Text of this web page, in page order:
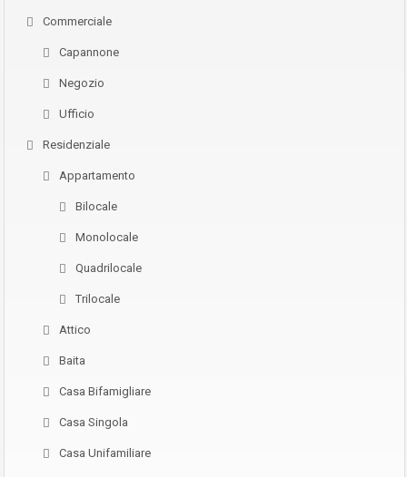
Commerciale
Capannone
Negozio
Ufficio
Residenziale
Appartamento
Bilocale
Monolocale
Quadrilocale
Trilocale
Attico
Baita
Casa Bifamigliare
Casa Singola
Casa Unifamiliare